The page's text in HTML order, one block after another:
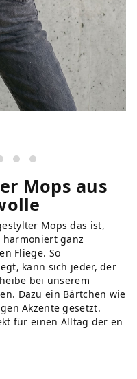
Mops aus
Mops das ist,
ganz
Fliege. So
kann sich jeder, der
bei unserem
Dazu ein Bärtchen wie
Akzente gesetzt.
für einen Alltag der en